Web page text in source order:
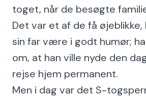
toget, når de besøgte
Det var et af de få
sin far være i godt humør;
om, at han ville nyde den
rejse hjem permanent.
Men i dag var det S-